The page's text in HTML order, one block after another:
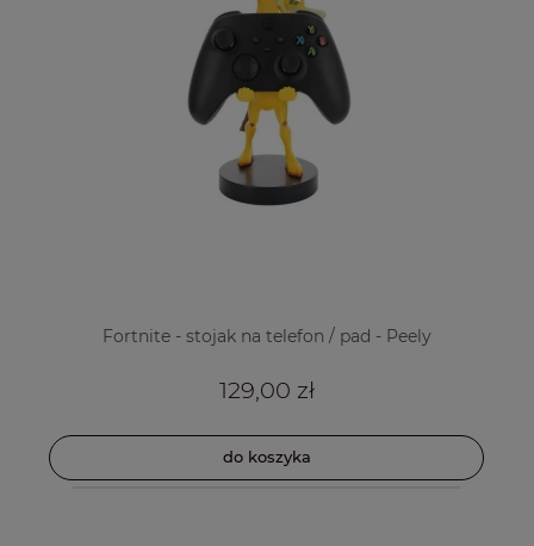
Fortnite - stojak na telefon / pad - Peely
129,00 zł
do koszyka